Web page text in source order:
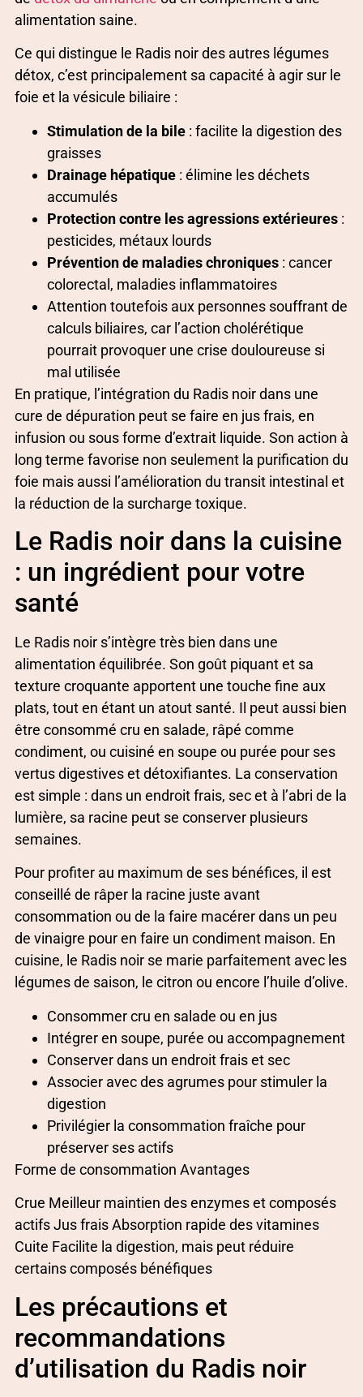
alimentation saine.
Ce qui distingue le Radis noir des autres légumes
détox, c’est principalement sa capacité à agir sur le
foie et la vésicule biliaire :
Stimulation de la bile : facilite la digestion des
graisses
Drainage hépatique : élimine les déchets
accumulés
Protection contre les agressions extérieures :
pesticides, métaux lourds
Prévention de maladies chroniques : cancer
colorectal, maladies inflammatoires
Attention toutefois aux personnes souffrant de
calculs biliaires, car l’action cholérétique
pourrait provoquer une crise douloureuse si
mal utilisée
En pratique, l’intégration du Radis noir dans une
cure de dépuration peut se faire en jus frais, en
infusion ou sous forme d’extrait liquide. Son action à
long terme favorise non seulement la purification du
foie mais aussi l’amélioration du transit intestinal et
la réduction de la surcharge toxique.
Le Radis noir dans la cuisine
: un ingrédient pour votre
santé
Le Radis noir s’intègre très bien dans une
alimentation équilibrée. Son goût piquant et sa
texture croquante apportent une touche fine aux
plats, tout en étant un atout santé. Il peut aussi bien
être consommé cru en salade, râpé comme
condiment, ou cuisiné en soupe ou purée pour ses
vertus digestives et détoxifiantes. La conservation
est simple : dans un endroit frais, sec et à l’abri de la
lumière, sa racine peut se conserver plusieurs
semaines.
Pour profiter au maximum de ses bénéfices, il est
conseillé de râper la racine juste avant
consommation ou de la faire macérer dans un peu
de vinaigre pour en faire un condiment maison. En
cuisine, le Radis noir se marie parfaitement avec les
légumes de saison, le citron ou encore l’huile d’olive.
Consommer cru en salade ou en jus
Intégrer en soupe, purée ou accompagnement
Conserver dans un endroit frais et sec
Associer avec des agrumes pour stimuler la
digestion
Privilégier la consommation fraîche pour
préserver ses actifs
Forme de consommation Avantages
Crue Meilleur maintien des enzymes et composés
actifs Jus frais Absorption rapide des vitamines
Cuite Facilite la digestion, mais peut réduire
certains composés bénéfiques
Les précautions et
recommandations
d’utilisation du Radis noir